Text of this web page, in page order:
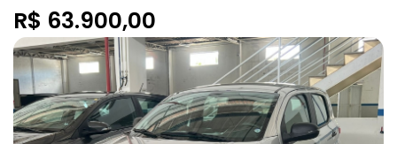
R$ 63.900,00